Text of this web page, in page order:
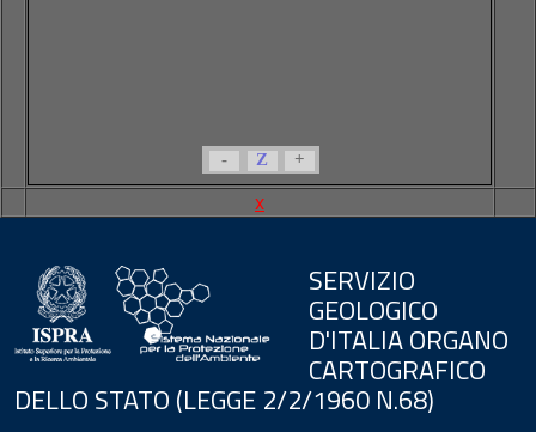
- Z +
x
SERVIZIO
GEOLOGICO
D'ITALIA ORGANO
CARTOGRAFICO
DELLO STATO (LEGGE 2/2/1960 N.68)